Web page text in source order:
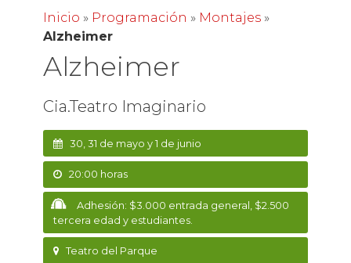
Inicio » Programación » Montajes»
Alzheimer
Alzheimer
Cia.Teatro Imaginario
30, 31 de mayo y 1 de junio
20:00 horas
Adhesión: $3.000 entrada general, $2.500
tercera edad y estudiantes.
Teatro del Parque